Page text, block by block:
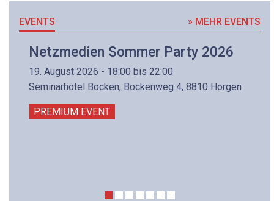
EVENTS » MEHR EVENTS
Netzmedien Sommer Party 2026
19. August 2026 - 18:00 bis 22:00
Seminarhotel Bocken, Bockenweg 4, 8810 Horgen
PREMIUM EVENT